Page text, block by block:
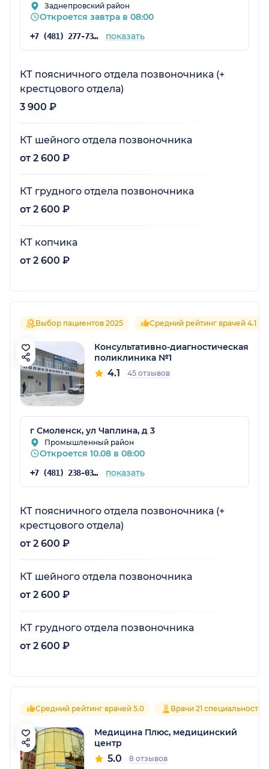
Заднепровский район
Откроется завтра в 08:00
+7 (481) 277-73-33 показать
КТ поясничного отдела позвоночника (+
крестцового отдела)
3 900 ₽
КТ шейного отдела позвоночника
от 2 600 ₽
КТ грудного отдела позвоночника
от 2 600 ₽
КТ копчика
от 2 600 ₽
Выбор пациентов 2025 Средний рейтинг врачей 4.1
Консультативно-диагностическая
поликлиника №1
4.1 45 отзывов
г Смоленск, ул Чаплина, д 3
Промышленный район
Откроется 10.08 в 08:00
+7 (481) 238-03-93 показать
КТ поясничного отдела позвоночника (+
крестцового отдела)
от 2 600 ₽
КТ шейного отдела позвоночника
от 2 600 ₽
КТ грудного отдела позвоночника
от 2 600 ₽
Средний рейтинг врачей 5.0 Врачи 21 специальностей
Медицина Плюс, медицинский
центр
5.0 8 отзывов